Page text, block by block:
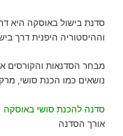
סדנת בישול באוסקה היא
וההיסטוריה היפנית דרך
מבחר הסדנאות והקורסים
נושאים כמו הכנת סושי,
סדנה להכנת סושי באוסקה
אורך הסדנה